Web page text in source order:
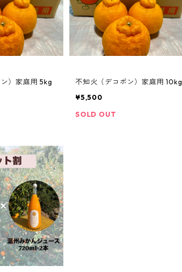
）家庭用 5kg
不知火（デコポン）家庭用 10kg
¥5,500
SOLD OUT